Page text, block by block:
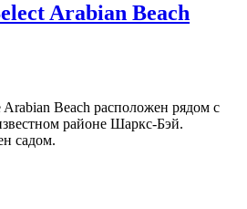
Arabian Beach
Beach расположен рядом с
районе Шаркс-Бэй.
садом.